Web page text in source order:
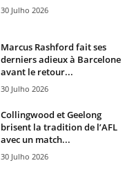
30 Julho 2026
Marcus Rashford fait ses
derniers adieux à Barcelone
avant le retour...
30 Julho 2026
Collingwood et Geelong
brisent la tradition de l’AFL
avec un match...
30 Julho 2026